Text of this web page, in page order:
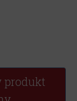
produkt